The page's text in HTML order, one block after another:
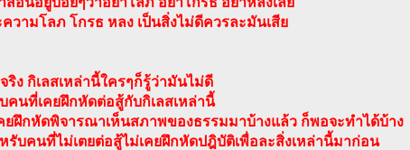
ความโลภ โกรธ หลง เป็นสิ่งไม่ดีควรละมันเสีย
ริง กิเลสเหล่านี้ใครๆก็รู้ว่ามันไม่ดี
คนที่เคยฝึกหัดต่อสู้กับกิเลสเหล่านี้
ยฝึกหัดพิจารณาเห็นสภาพของธรรมมาบ้างแล้ว ก็พอจะทำได้บ้าง
รับคนที่ไม่เตยต่อสู้ไม่เคยฝึกหัดปฎิบัติเพื่อละสิ่งเหล่านี้มาก่อน